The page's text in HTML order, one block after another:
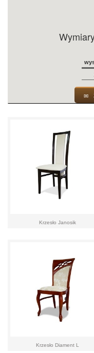
Krzesło Janosik
Krzesło Diament L